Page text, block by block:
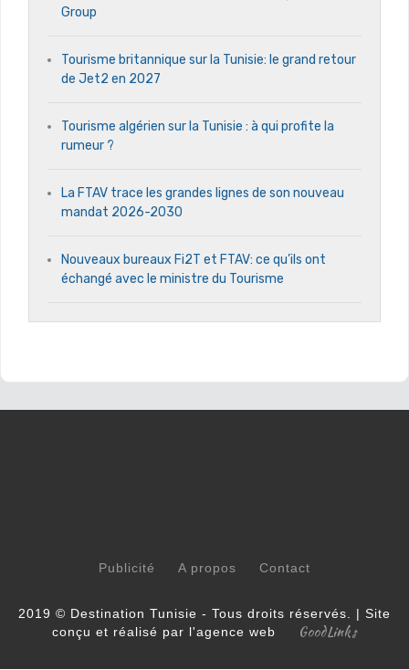
Group
Tourisme britannique sur la Tunisie: le grand retour
de Jet2 en 2027
Tourisme algérien sur la Tunisie : à qui profite la
rumeur ?
La FTAV trace les grandes lignes de son nouveau
mandat 2026-2030
Nouveaux bureaux Fi2T et FTAV: ce qu’ils ont
échangé avec le ministre du Tourisme
Publicité A propos Contact
2019 © Destination Tunisie - Tous droits réservés. | Site
conçu et réalisé par l'agence web
GoodLinks